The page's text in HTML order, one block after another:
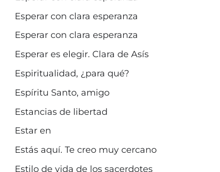
Esperar con clara esperanza
Esperar con clara esperanza
Esperar es elegir. Clara de Asís
Espiritualidad, ¿para qué?
Espíritu Santo, amigo
Estancias de libertad
Estar en
Estás aquí. Te creo muy cercano
Estilo de vida de los sacerdotes